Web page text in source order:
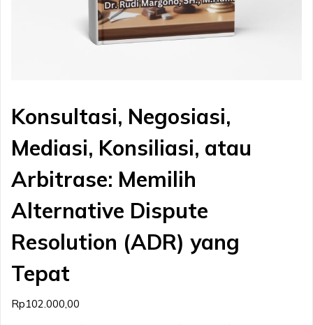
Konsultasi, Negosiasi,
Mediasi, Konsiliasi, atau
Arbitrase: Memilih
Alternative Dispute
Resolution (ADR) yang
Tepat
Rp102.000,00